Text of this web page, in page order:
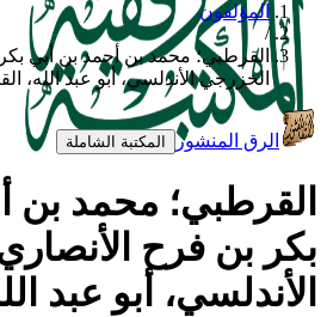
المؤلفون
/
القرطبي؛ محمد بن أحمد بن أبي
الخزرجي الأندلسي، أبو عبد الله،
الرق المنشور المكتبة الشاملة
القرطبي؛ محمد بن
بكر بن فرح
الأندلسي، أبو عبد